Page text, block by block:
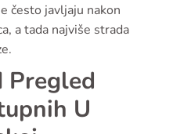
često javljaju nakon
a tada najviše strada
Pregled
U